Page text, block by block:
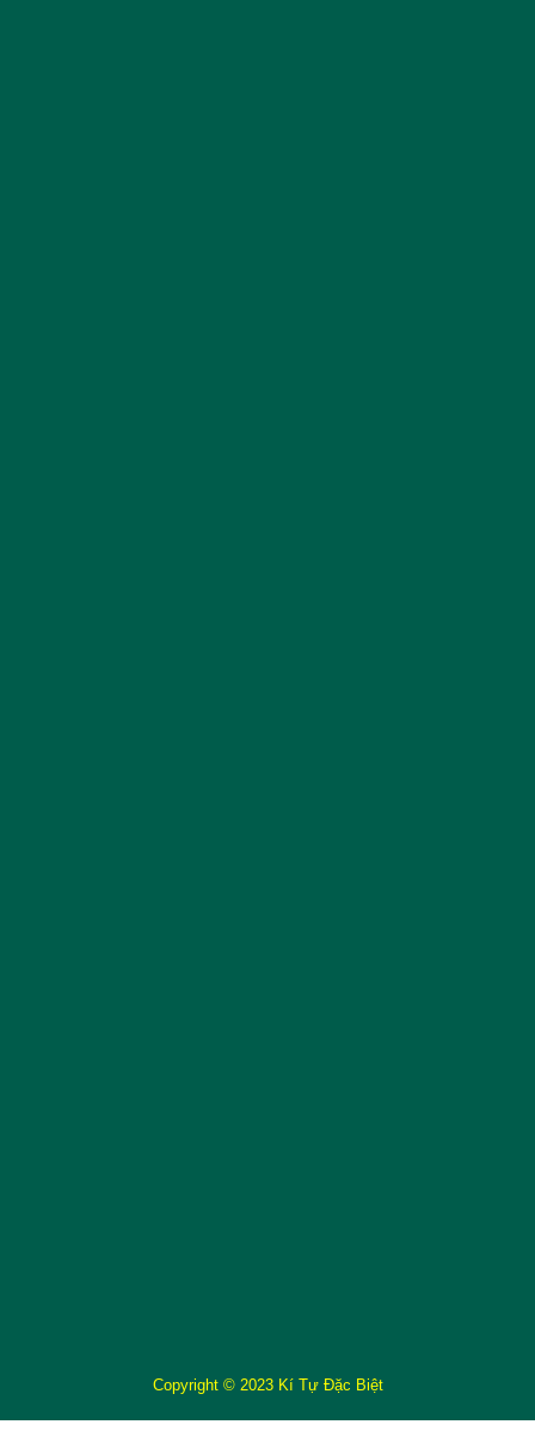
Copyright © 2023 Kí Tự Đặc Biệt